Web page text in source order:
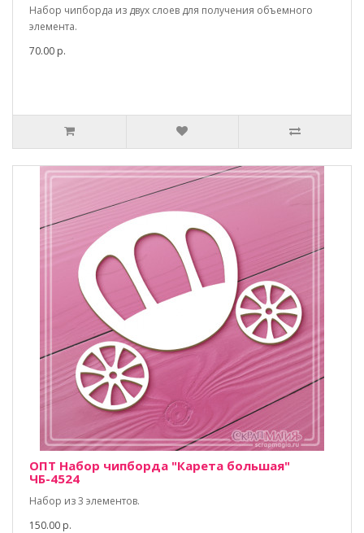
Набор чипборда из двух слоев для получения объемного
элемента.
70.00 р.
ОПТ Набор чипборда "Карета большая"
ЧБ-4524
Набор из 3 элементов.
150.00 р.